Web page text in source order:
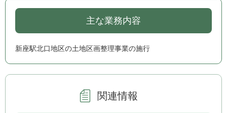
主な業務内容
新座駅北口地区の土地区画整理事業の施行
関連情報